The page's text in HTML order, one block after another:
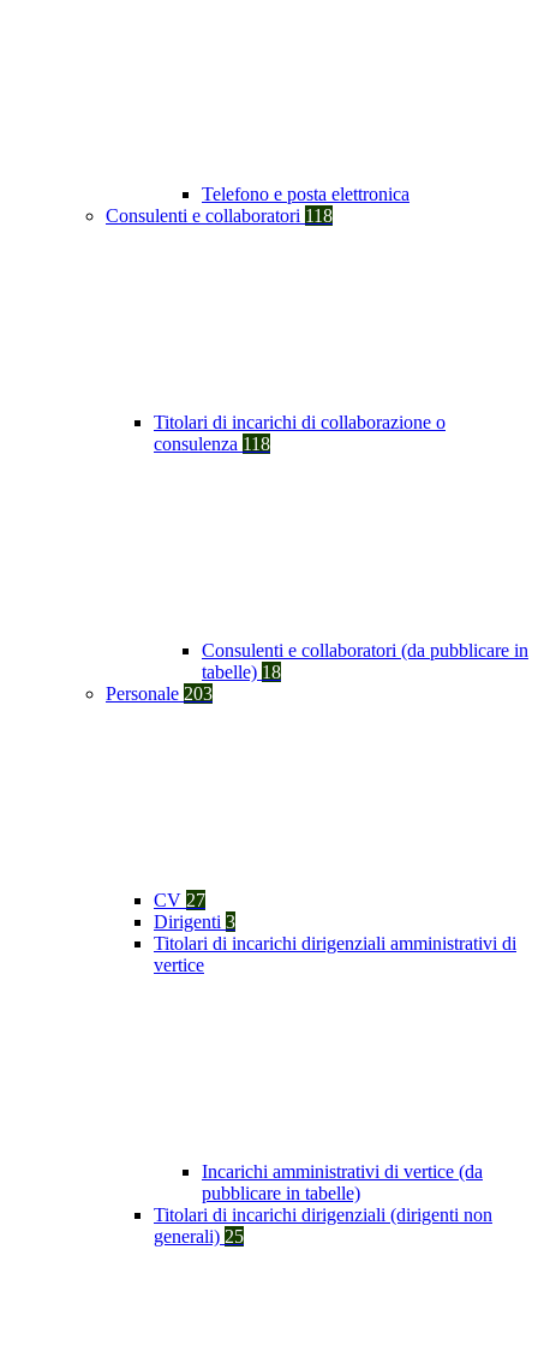
Telefono e posta elettronica
Consulenti e collaboratori 118
Titolari di incarichi di collaborazione o
consulenza 118
Consulenti e collaboratori (da pubblicare in
tabelle) 18
Personale 203
CV 27
Dirigenti 3
Titolari di incarichi dirigenziali amministrativi di
vertice
Incarichi amministrativi di vertice (da
pubblicare in tabelle)
Titolari di incarichi dirigenziali (dirigenti non
generali) 25